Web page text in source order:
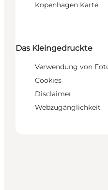
Kopenhagen Karte
Das Kleingedruckte
Verwendung von
Cookies
Disclaimer
Webzugänglichkeit